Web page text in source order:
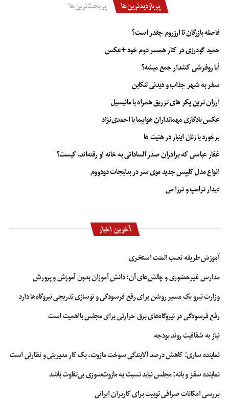
پربازدیدترین‌ها پربحث‌ترین‌ها
فاصله بازرگان تا ارزروم چقدر است؟
حمید گودرزی در کنار همسر دوم خود +عکس
آیا روفرشی کشدار جمع میشه؟
سفر به شهر جذاب و دیدنی تنکابن
ارزان ترین پکر های تزریق همراه با مانیسیل
عکس یادگاری مهمانداران هواپیما با احمدی‌نژاد
برخورد با زنان اینبار در هئیت ها
غفار عباسی که برادران صدر الساداتی به خانه او رفته‌اند، کیست؟
انواع مدل کلیپس جدید موی سر در بدلیجات دودووم
دیدار ترامپ و ترزا می
آخرین اخبار
آموزش طریقه نصب المنت استخری
مدارس غیرحضوری و چالش‌های آن؛ دانش آموزان بدون آموزش و پرورش
وزارت نیرو یک مسیر روشن برای رفع فرسودگی و نوسازی تدریجی نیروگاه‌ها دارد
رفع فرسودگی در نیروگاه‌های برق حرارتی برای مجلس بااهمیت است
نیاز به شفافیت روند بودجه
نماینده ساری: کاهش درصد آلایندگی سوخت مازوت، یک کار مدیریتی و نظارتی است
نماینده سقز و بانه: مجلس نباید نسبت به مازوت‌سوزی بی‌تفاوت باشد
بررسی امکانات صرافی توبیت برای کاربران ایرانی